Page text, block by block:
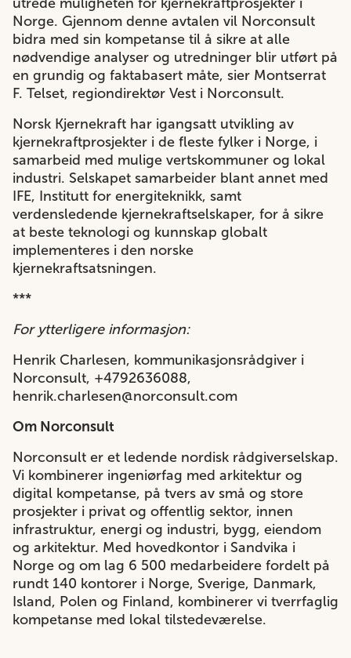
Norge. Gjennom denne avtalen vil Norconsult
bidra med sin kompetanse til å sikre at alle
nødvendige analyser og utredninger blir utført på
en grundig og faktabasert måte, sier Montserrat
F. Telset, regiondirektør Vest i Norconsult.
Norsk Kjernekraft har igangsatt utvikling av
kjernekraftprosjekter i de fleste fylker i Norge, i
samarbeid med mulige vertskommuner og lokal
industri. Selskapet samarbeider blant annet med
IFE, Institutt for energiteknikk, samt
verdensledende kjernekraftselskaper, for å sikre
at beste teknologi og kunnskap globalt
implementeres i den norske
kjernekraftsatsningen.
***
For ytterligere informasjon:
Henrik Charlesen, kommunikasjonsrådgiver i
Norconsult, +4792636088,
henrik.charlesen@norconsult.com
Om Norconsult
Norconsult er et ledende nordisk rådgiverselskap.
Vi kombinerer ingeniørfag med arkitektur og
digital kompetanse, på tvers av små og store
prosjekter i privat og offentlig sektor, innen
infrastruktur, energi og industri, bygg, eiendom
og arkitektur. Med hovedkontor i Sandvika i
Norge og om lag 6 500 medarbeidere fordelt på
rundt 140 kontorer i Norge, Sverige, Danmark,
Island, Polen og Finland, kombinerer vi tverrfaglig
kompetanse med lokal tilstedeværelse.